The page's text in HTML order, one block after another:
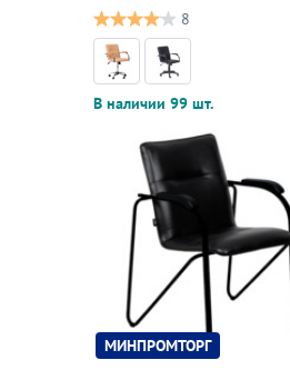
подлокотники бук под лак
8
В наличии 99 шт.
МИНПРОМТОРГ